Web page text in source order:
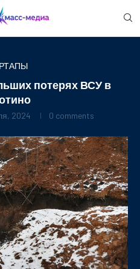
потерях ВСУ в
2024 0 comments